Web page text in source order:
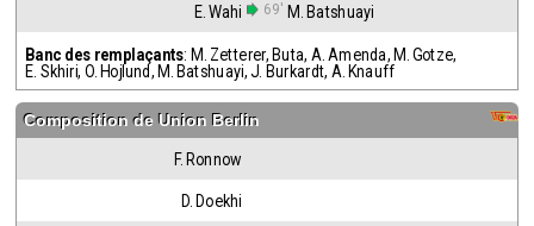
E. Wahi 69' M. Batshuayi
Banc des remplaçants: M. Zetterer, Buta, A. Amenda, M. Gotze,
E. Skhiri, O. Hojlund, M. Batshuayi,J. Burkardt, A. Knauff
Composition deUnion Berlin
F. Ronnow
D. Doekhi